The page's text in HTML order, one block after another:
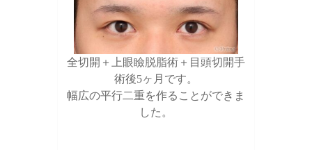
全切開＋上眼瞼脱脂術＋目頭切開手
術後5ヶ月です。
幅広の平行二重を作ることができま
した。